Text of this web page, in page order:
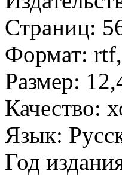
Страниц:
Формат:
Размер:
Качество:
Язык:
Год